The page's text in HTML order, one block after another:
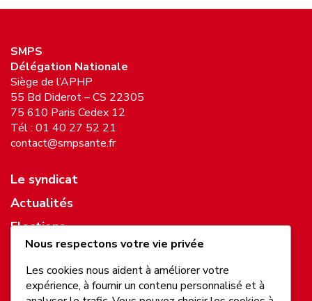
SMPS
Délégation Nationale
Siège de l’APHP
55 Bd Diderot – CS 22305
75 610 Paris Cedex 12
Tél : 01 40 27 52 21
contact@smpsante.fr
Le syndicat
Actualités
Elections
Ressources
Mentions légales
Nous respectons votre vie privée
Les cookies nous aident à améliorer votre
expérience, à fournir un contenu personnalisé et à